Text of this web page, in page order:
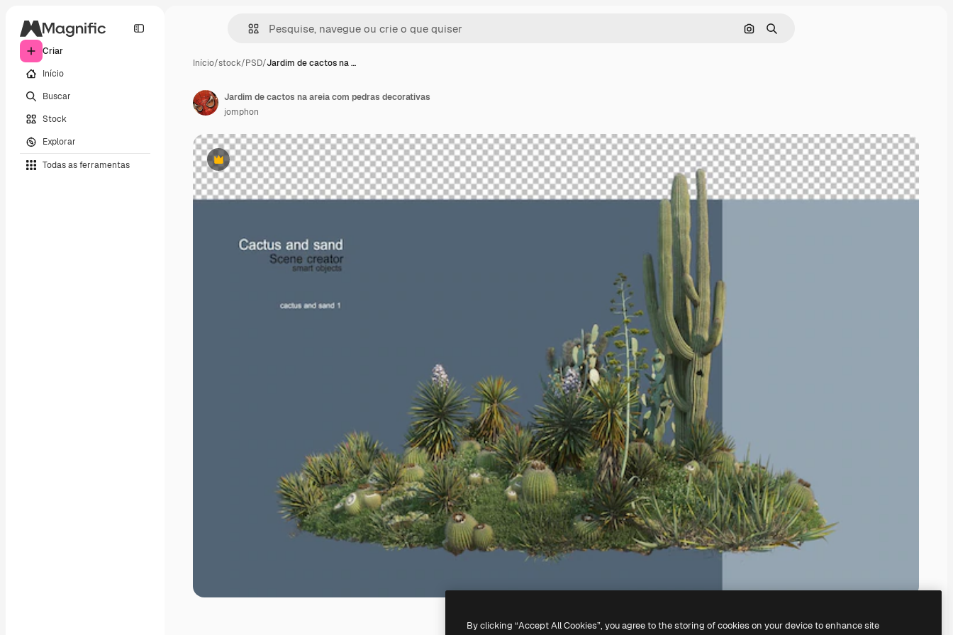
Criar
Início
Buscar
Stock
Explorar
Todas as ferramentas
Pesquisar por imagem
Buscar
Início/stock/PSD/Jardim de cactos na …
Premium
Jardim de cactos na areia com pedras decorativas
jomphon
By clicking “Accept All Cookies”, you agree to the storing of cookies on your device to enhance site